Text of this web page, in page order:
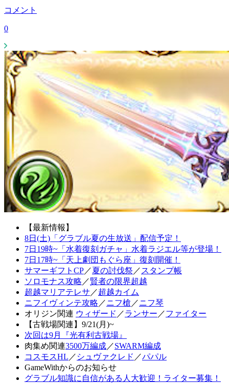
コメント
0
【最新情報】
8日(土)「グラブル夏の生放送」配信予定！
7日19時~「水着復刻ガチャ」水着ラジエル等が登場！
7日17時~「天上劇団もぐら座」復刻開催！
サマーギフトCP／夏の討伐祭 ／ スタンプ帳
ソロモナス攻略 ／賢者の限界超越
超越マリアテレサ ／超越カイム
ニフイヴィンテ攻略 ／ニフ槍 ／ニフ琴
オリジン関連 ウィザード ／ランサー ／ファイター
【古戦場関連】9/21(月)~
次回は9月『光有利古戦場』
肉集め関連3500万編成／SWARM編成
コスモスHL ／ シュヴァクレド ／パパル
GameWithからのお知らせ
グラブル知識に自信がある人大歓迎！ライター募集！